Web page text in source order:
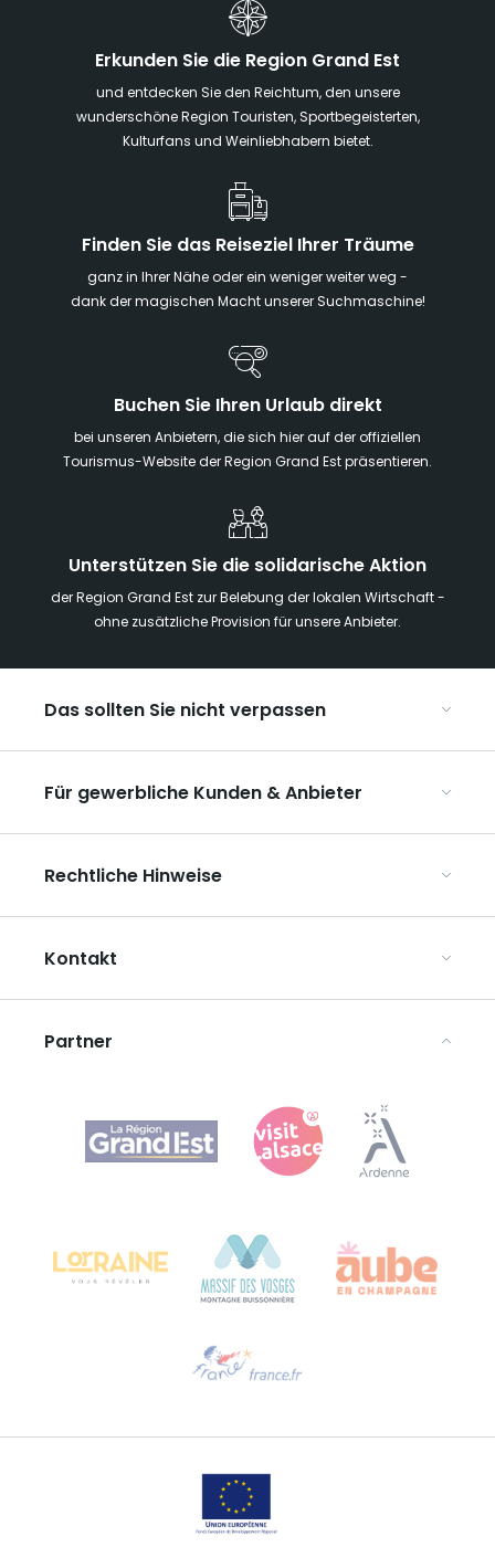
Erkunden Sie die Region Grand Est
und entdecken Sie den Reichtum, den unsere
wunderschöne Region Touristen, Sportbegeisterten,
Kulturfans und Weinliebhabern bietet.
Finden Sie das Reiseziel Ihrer Träume
ganz in Ihrer Nähe oder ein weniger weiter weg -
dank der magischen Macht unserer Suchmaschine!
Buchen Sie Ihren Urlaub direkt
bei unseren Anbietern, die sich hier auf der offiziellen
Tourismus-Website der Region Grand Est präsentieren.
Unterstützen Sie die solidarische Aktion
der Region Grand Est zur Belebung der lokalen Wirtschaft -
ohne zusätzliche Provision für unsere Anbieter.
Das sollten Sie nicht verpassen
Die Weihnachtsmärkte im Grand Est
Ribeauvillé, zwischen Weinbergen und Bergen
Unsere UNESCO-Welterbestätten
Für gewerbliche Kunden & Anbieter
Organisieren Sie Ihre Gruppenreisen
ART GE kennenlernen
Mediaroom
Rechtliche Hinweise
Datenschutzbestimmungen
Rechtliche Hinweise
Kontakt
Agence Régionale du Tourisme Grand Est
Bureau de Colmar (Hauptverwaltung)
Sprechen Sie uns per E-Mail an
Partner